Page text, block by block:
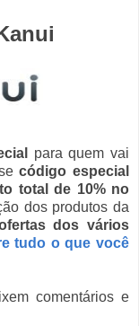
para quem vai
código especial
total de 10% no
dos produtos da
dos vários
tudo o que você
comentários e